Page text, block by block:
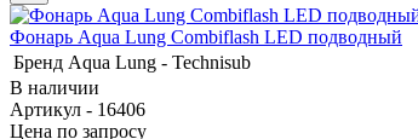
Фонарь Aqua Lung Combiflash LED подводный
Бренд Aqua Lung - Technisub
В наличии
Артикул - 16406
Цена по запросу